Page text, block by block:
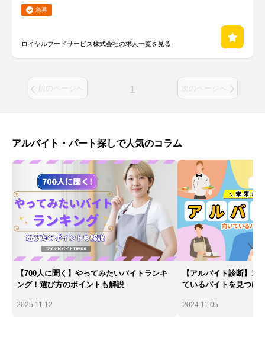
急募
ロイヤルフードサービス株式会社の求人一覧を見る
前のページへ 1 次のページへ
アルバイト・パート探しで人気のコラム
【700人に聞く】やってみたいバイトランキ
ング！選び方のポイントも解説
2025.11.12
【アルバイト診断】
ているバイトを見つけ
2024.11.05